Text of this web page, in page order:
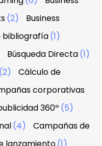
(2)
Business
bibliografía(1)
Búsqueda Directa(1)
(2)
Cálculo de
corporativas
360º (5)
(4)
Campañas de